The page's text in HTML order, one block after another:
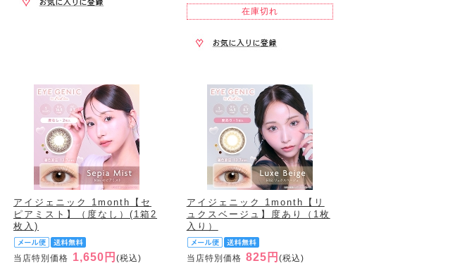
在庫切れ
アイジェニック 1month【セ
ピアミスト】（度なし）(1箱2
枚入)
当店特別価格 1,650円(税込)
アイジェニック 1month【リ
ュクスベージュ】度あり（1枚
入り）
当店特別価格 825円 (税込)